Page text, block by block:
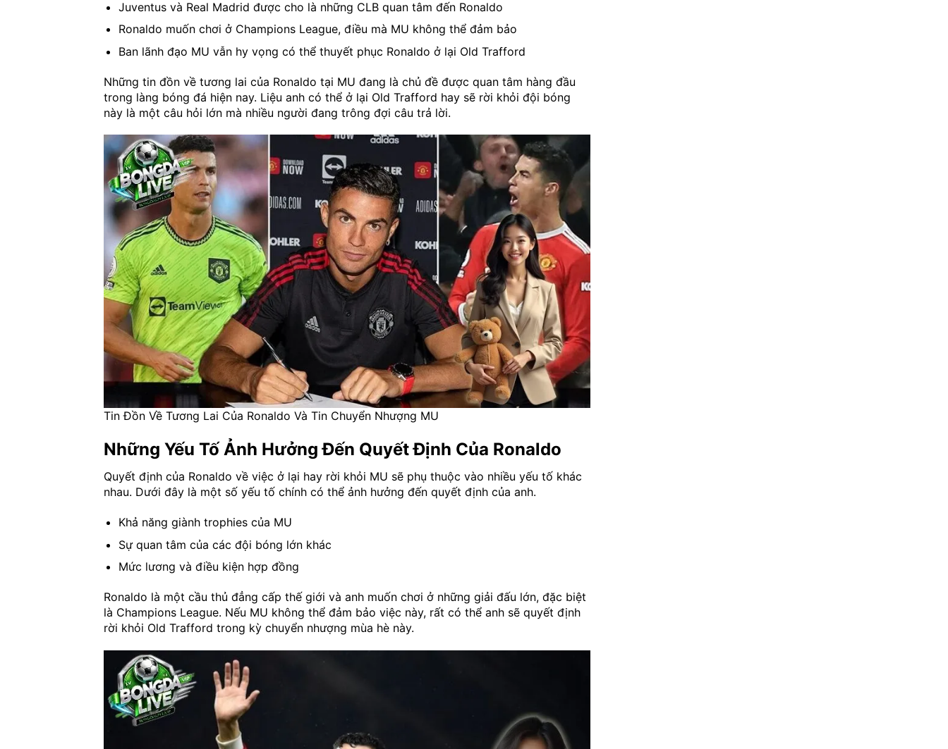
Juventus và Real Madrid được cho là những CLB quan tâm đến Ronaldo
Ronaldo muốn chơi ở Champions League, điều mà MU không thể đảm bảo
Ban lãnh đạo MU vẫn hy vọng có thể thuyết phục Ronaldo ở lại Old Trafford
Những tin đồn về tương lai của Ronaldo tại MU đang là chủ đề được quan tâm hàng đầu
trong làng bóng đá hiện nay. Liệu anh có thể ở lại Old Trafford hay sẽ rời khỏi đội bóng
này là một câu hỏi lớn mà nhiều người đang trông đợi câu trả lời.
Tin Đồn Về Tương Lai Của Ronaldo Và Tin Chuyển Nhượng MU
Những Yếu Tố Ảnh Hưởng Đến Quyết Định Của Ronaldo
Quyết định của Ronaldo về việc ở lại hay rời khỏi MU sẽ phụ thuộc vào nhiều yếu tố khác
nhau. Dưới đây là một số yếu tố chính có thể ảnh hưởng đến quyết định của anh.
Khả năng giành trophies của MU
Sự quan tâm của các đội bóng lớn khác
Mức lương và điều kiện hợp đồng
Ronaldo là một cầu thủ đẳng cấp thế giới và anh muốn chơi ở những giải đấu lớn, đặc biệt
là Champions League. Nếu MU không thể đảm bảo việc này, rất có thể anh sẽ quyết định
rời khỏi Old Trafford trong kỳ chuyển nhượng mùa hè này.